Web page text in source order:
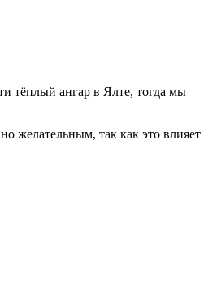
тёплый ангар в Ялте, тогда мы
желательным, так как это влияет